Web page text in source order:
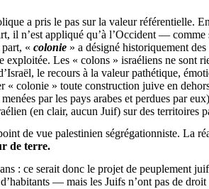
a pris le pas sur la valeur référentielle.
il n’est appliqué qu’à l’Occident —
« colonie » a désigné historiquement
Les « colons » israéliens ne sont
le recours à la valeur pathétique,
colonie » toute construction juive en
par les pays arabes et perdues par
(en clair, aucun Juif) sur des territoires
de vue palestinien ségrégationniste. La
de terre.
: ce serait donc le projet de peuplement
— mais les Juifs n’ont pas de droit